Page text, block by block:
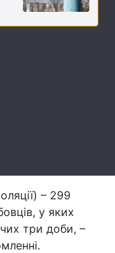
– 299
у яких
три доби, –